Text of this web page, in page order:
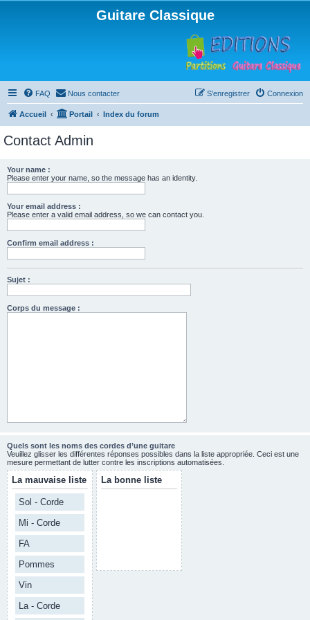
Guitare Classique
FAQ Nous contacter Connexion
S’enregistrer
Accueil Portail Index du forum
Contact Admin
Your name :
Please enter your name, so the message has an identity.
Your email address :
Please enter a valid email address, so we can contact you.
Confirm email address :
Sujet :
Corps du message :
Quels sont les noms des cordes d’une guitare
Veuillez glisser les différentes réponses possibles dans la liste appropriée. Ceci est une
mesure permettant de lutter contre les inscriptions automatisées.
La mauvaise liste
Sol - Corde
Mi - Corde
FA
Pommes
Vin
La - Corde
La bonne liste